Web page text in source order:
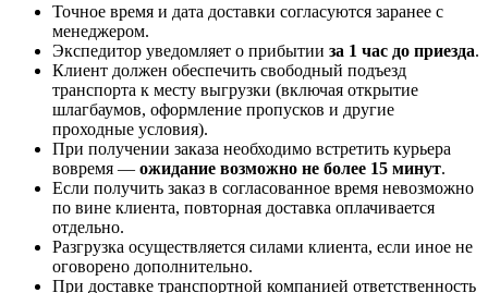
Точное время и дата доставки согласуются заранее с
менеджером.
Экспедитор уведомляет о прибытии за 1 час до приезда.
Клиент должен обеспечить свободный подъезд
транспорта к месту выгрузки (включая открытие
шлагбаумов, оформление пропусков и другие
проходные условия).
При получении заказа необходимо встретить курьера
вовремя — ожидание возможно не более 15 минут.
Если получить заказ в согласованное время невозможно
по вине клиента, повторная доставка оплачивается
отдельно.
Разгрузка осуществляется силами клиента, если иное не
оговорено дополнительно.
При доставке транспортной компанией ответственность